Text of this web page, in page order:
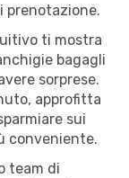
prenotazione.
ti mostra
bagagli
sorprese.
approfitta
sui
conveniente.
team di